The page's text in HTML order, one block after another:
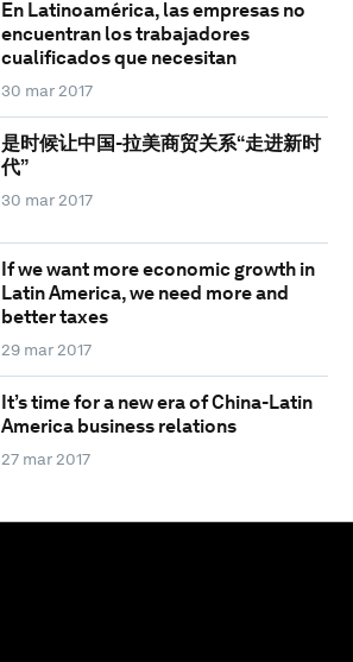
En Latinoamérica, las empresas no
encuentran los trabajadores
cualificados que necesitan
30 mar 2017
是时候让中国-拉美商贸关系“走进新时
代”
30 mar 2017
If we want more economic growth in
Latin America, we need more and
better taxes
29 mar 2017
It’s time for a new era of China-Latin
America business relations
27 mar 2017